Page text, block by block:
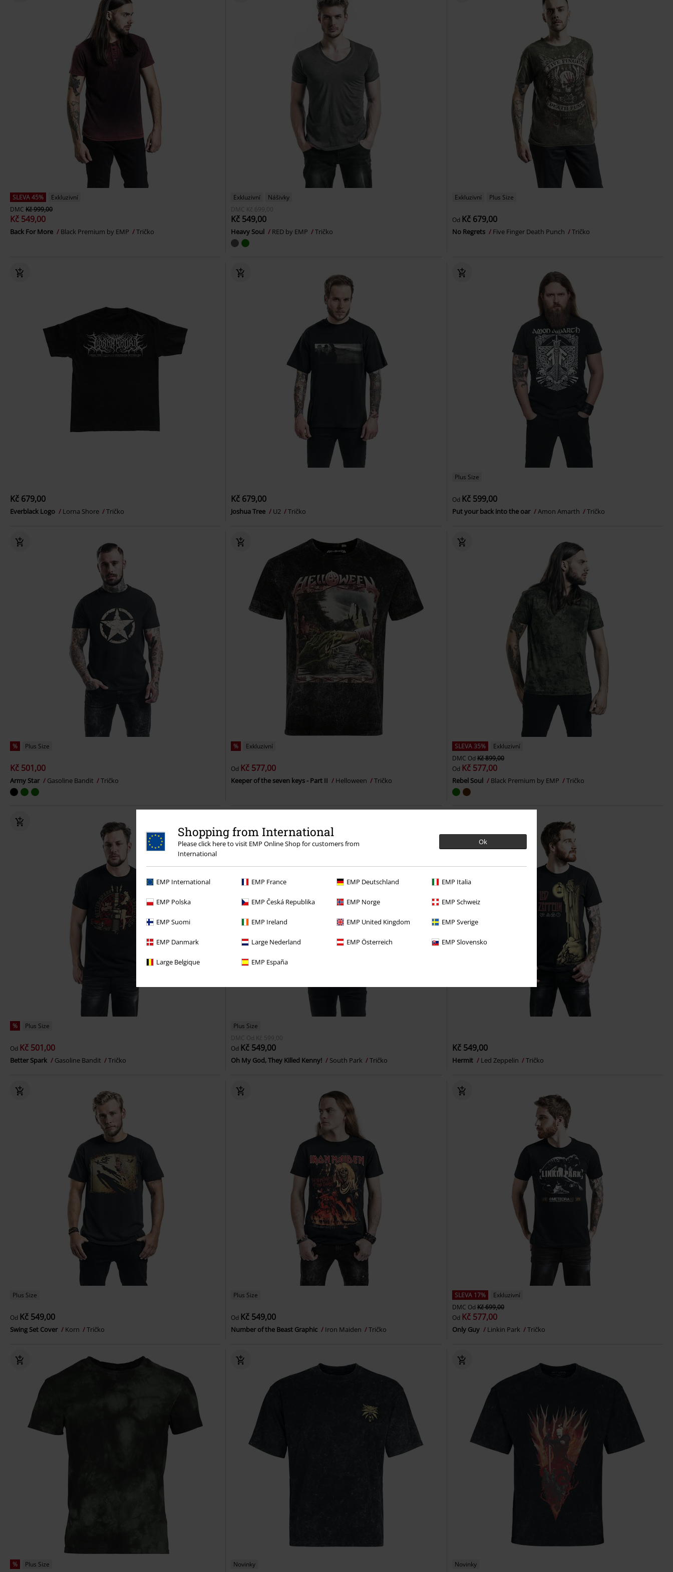
Shopping from International
Please click here to visit EMP Online Shop for customers from
International
Ok
EMP International EMP France EMP Deutschland EMP Italia
EMP Polska EMP Česká Republika EMP Norge EMP Schweiz
EMP Suomi EMP Ireland EMP United Kingdom EMP Sverige
EMP Danmark Large Nederland EMP Österreich EMP Slovensko
Large Belgique EMP España
SLEVA 45%
Exkluzivní
DMC Kč 999,00
Kč 549,00
Back For More Black Premium by EMP Tričko
Exkluzivní
Nášivky
DMC
Kč 699,00
Kč 549,00
Heavy Soul RED by EMP Tričko
Exkluzivní Plus Size
Od Kč 679,00
No Regrets Five Finger Death Punch Tričko
Kč 679,00
Everblack Logo Lorna Shore Tričko
Kč 679,00
Joshua Tree U2 Tričko
Plus Size
Od Kč 599,00
Put your back into the oar Amon Amarth Tričko
% Plus Size
Kč 501,00
Army Star Gasoline Bandit Tričko
% Exkluzivní
Od Kč 577,00
Keeper of the seven keys - Part II Helloween Tričko
SLEVA 35%
Exkluzivní
DMC Od Kč 899,00
Od Kč 577,00
Rebel Soul Black Premium by EMP Tričko
% Plus Size
Od Kč 501,00
Better Spark Gasoline Bandit Tričko
Plus Size
DMC Od Kč 599,00
Od Kč 549,00
Oh My God, They Killed Kenny! South Park Tričko
Kč 549,00
Hermit Led Zeppelin Tričko
Plus Size
Od Kč 549,00
Swing Set Cover Korn Tričko
Plus Size
Od Kč 549,00
Number of the Beast Graphic Iron Maiden Tričko
SLEVA 17%
Exkluzivní
DMC Od Kč 699,00
Od Kč 577,00
Only Guy Linkin Park Tričko
% Plus Size Novinky Novinky